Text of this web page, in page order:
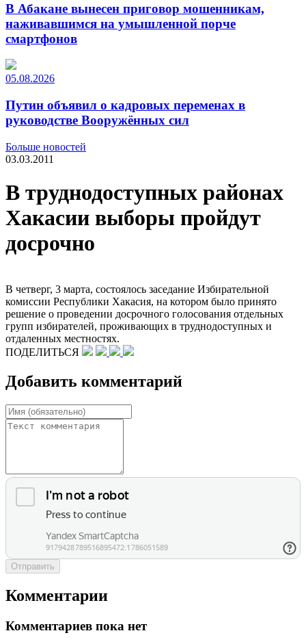
В Абакане вынесен приговор мошенникам,
наживавшимся на умышленной порче
смартфонов
05.08.2026
Путин объявил о кадровых переменах в
руководстве Вооружённых сил
Больше новостей
03.03.2011
В труднодоступных районах
Хакасии выборы пройдут
досрочно
В четверг, 3 марта, состоялось заседание Избирательной
комиссии Республики Хакасия, на котором было принято
решение о проведении досрочного голосования отдельных
групп избирателей, проживающих в труднодоступных и
отдаленных местностях.
ПОДЕЛИТЬСЯ
Добавить комментарий
Отправить
Комментарии
Комментариев пока нет